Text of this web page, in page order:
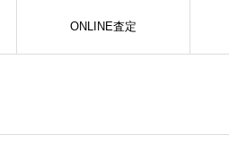
ONLINE査定